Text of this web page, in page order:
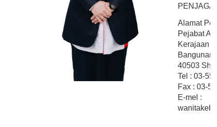
Alamat
Pejabat
Kerajaan
Bangunan
40503
Tel : 03-
Fax : 03-
E-mel :